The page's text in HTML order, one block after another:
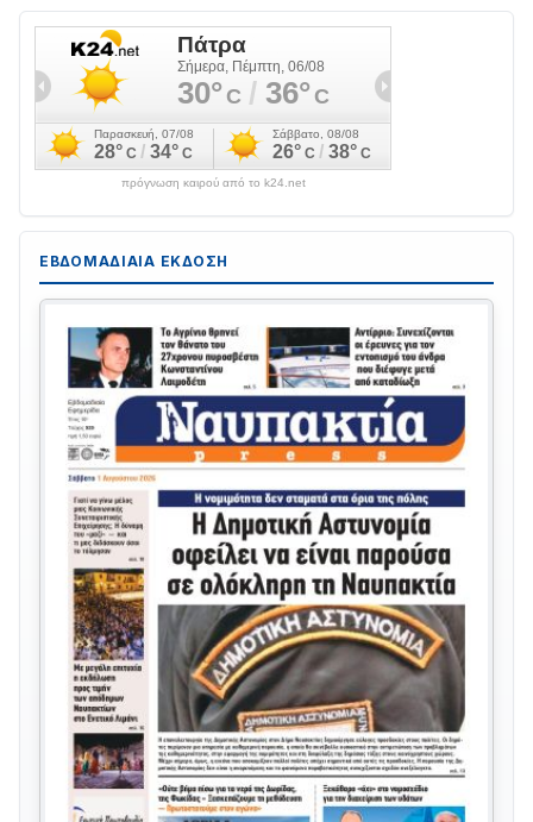
πρόγνωση καιρού από το k24.net